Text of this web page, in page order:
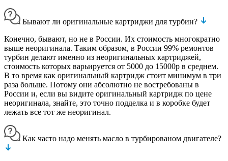
Бывают ли оригинальные картриджи для турбин?
Конечно, бывают, но не в России. Их стоимость многократно
выше неоригинала. Таким образом, в России 99% ремонтов
турбин делают именно из неоригинальных картриджей,
стоимость которых варьируется от 5000 до 15000р в среднем.
В то время как оригинальный картридж стоит минимум в три
раза больше. Потому они абсолютно не востребованы в
России и, если вы видите оригинальный картридж по цене
неоригинала, знайте, это точно подделка и в коробке будет
лежать все тот же неоригинал.
Как часто надо менять масло в турбированом двигателе?